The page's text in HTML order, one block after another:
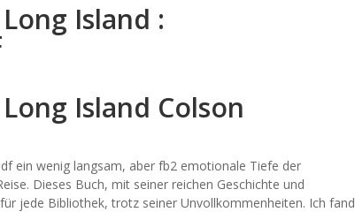
Island :
Island Colson
ein wenig langsam, aber fb2 emotionale Tiefe der
Dieses Buch, mit seiner reichen Geschichte und
jede Bibliothek, trotz seiner Unvollkommenheiten. Ich fand